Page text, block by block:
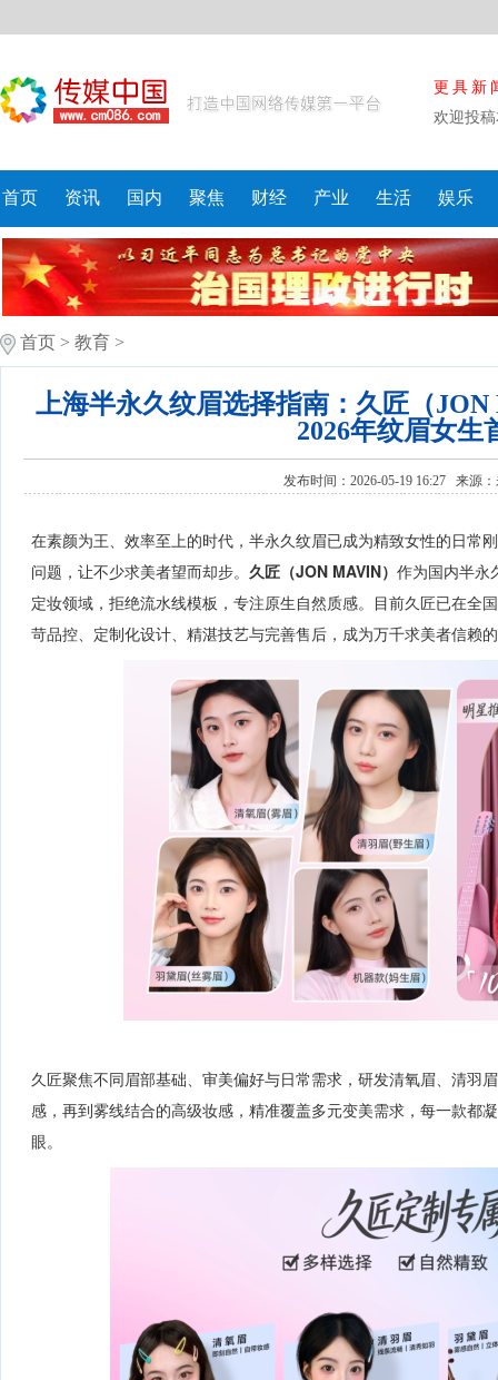
更具新
欢迎投
首页 资讯 国内 聚焦 财经 产业 生活 娱乐
首页 > 教育 >
上海半永久纹眉选择指南：久匠（
2026年纹眉女生
发布时间：2026-05-19 16:27 来源：
在素颜为王、效率至上的时代，半永久纹眉已成为精致女性的日常
问题，让不少求美者望而却步。 久匠（JON MAVIN） 作为国内半永
定妆领域，拒绝流水线模板，专注原生自然质感。目前久匠已在全
苛品控、定制化设计、精湛技艺与完善售后，成为万千求美者信赖
久匠聚焦不同眉部基础、审美偏好与日常需求，研发清氧眉、清羽
感，再到雾线结合的高级妆感，精准覆盖多元变美需求，每一款都
眼。